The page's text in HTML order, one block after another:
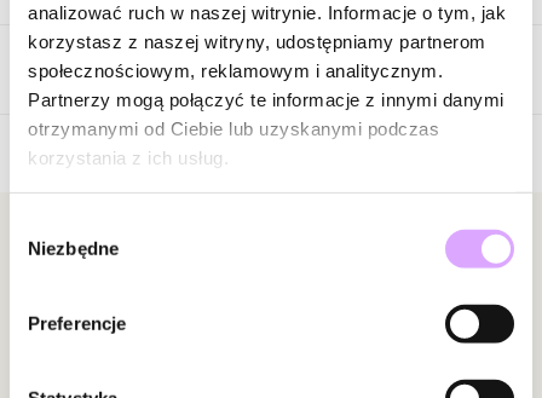
analizować ruch w naszej witrynie. Informacje o tym, jak
korzystasz z naszej witryny, udostępniamy partnerom
społecznościowym, reklamowym i analitycznym.
Partnerzy mogą połączyć te informacje z innymi danymi
otrzymanymi od Ciebie lub uzyskanymi podczas
korzystania z ich usług.
zgody
Niezbędne
Preferencje
Surowiec: stal szlachetna.
Kolor surowca: złoty.
Kolor cyrkonii: transparentna.
Wielkość oczka: 0,40 cm x 0,60 cm.
Rozmiar: 14.
Opinie
Bądź pierwszą osobą, która podzieli się opinią o tym
Powiadomienie
Newsletter